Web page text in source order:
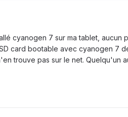
cyanogen 7 sur ma tablet, aucun
card bootable avec cyanogen 7
trouve pas sur le net. Quelqu'un